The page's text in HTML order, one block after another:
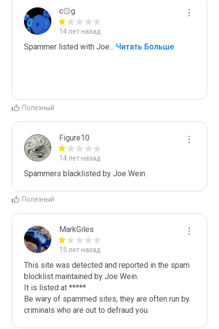
c۞g
14 лет назад
Spammer listed with Joe... Читать Больше
Полезный
Figure10
14 лет назад
Spammers blacklisted by Joe Wein
Полезный
MarkGiles
15 лет назад
This site was detected and reported in the spam
blocklist maintained by Joe Wein.
It is listed at *****
Be wary of spammed sites, they are often run by
criminals who are out to defraud you.